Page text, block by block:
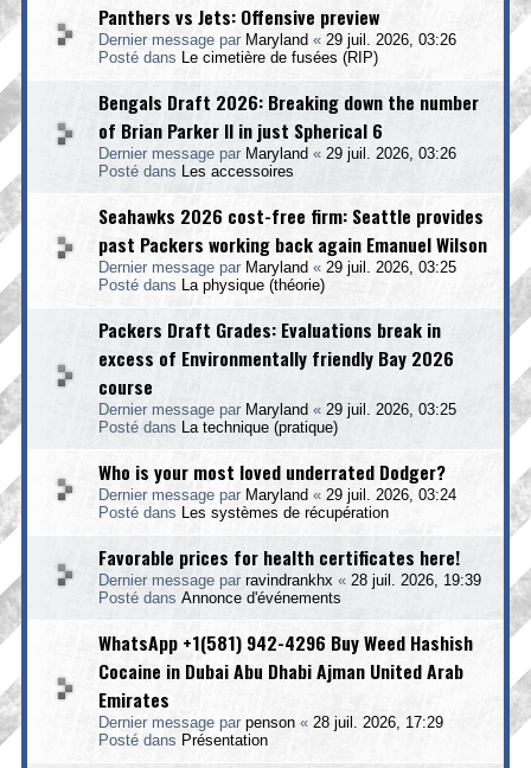
Panthers vs Jets: Offensive preview
Dernier message par Maryland « 29 juil. 2026, 03:26
Posté dans
Le cimetière de fusées (RIP)
Bengals Draft 2026: Breaking down the number
of Brian Parker II in just Spherical 6
Dernier message par Maryland « 29 juil. 2026, 03:26
Posté dans
Les accessoires
Seahawks 2026 cost-free firm: Seattle provides
past Packers working back again Emanuel Wilson
Dernier message par Maryland « 29 juil. 2026, 03:25
Posté dans
La physique (théorie)
Packers Draft Grades: Evaluations break in
excess of Environmentally friendly Bay 2026
course
Dernier message par Maryland « 29 juil. 2026, 03:25
Posté dans
La technique (pratique)
Who is your most loved underrated Dodger?
Dernier message par Maryland « 29 juil. 2026, 03:24
Posté dans
Les systèmes de récupération
Favorable prices for health certificates here!
Dernier message par ravindrankhx « 28 juil. 2026, 19:39
Posté dans Annonce d'événements
WhatsApp +1(581) 942-4296 Buy Weed Hashish
Cocaine in Dubai Abu Dhabi Ajman United Arab
Emirates
Dernier message par penson « 28 juil. 2026, 17:29
Posté dans Présentation